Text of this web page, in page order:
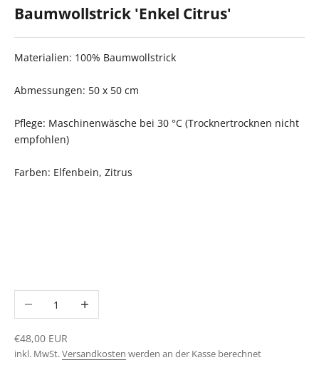
Baumwollstrick 'Enkel Citrus'
Materialien: 100% Baumwollstrick
Abmessungen: 50 x 50 cm
Pflege: Maschinenwäsche bei 30 °C (Trocknertrocknen nicht
empfohlen)
Farben: Elfenbein, Zitrus
Anzahl verringernAnzahl erhöhen
Angebot
€48,00 EUR
inkl. MwSt.Versandkosten werden an der Kasse berechnet